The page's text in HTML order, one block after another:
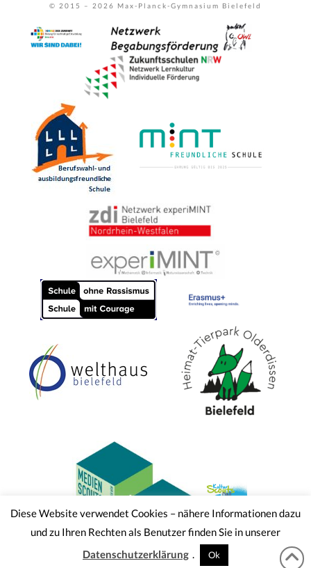
© 2015 – 2026 Max-Planck-Gymnasium Bielefeld
Diese Website verwendet Cookies – nähere Informationen dazu
und zu Ihren Rechten als Benutzer finden Sie in unserer
Datenschutzerklärung . Ok